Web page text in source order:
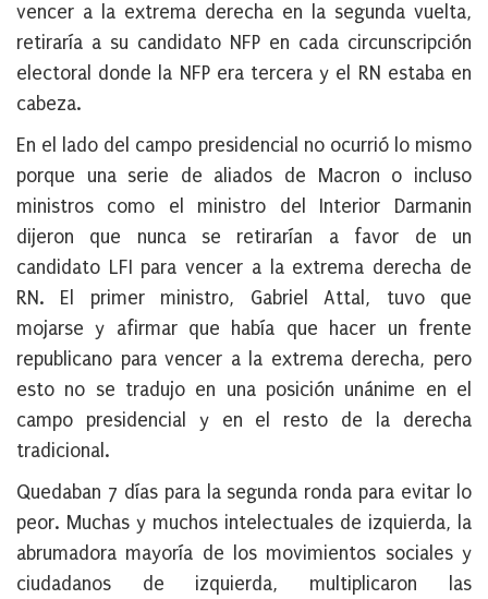
vencer a la extrema derecha en la segunda vuelta,
retiraría a su candidato NFP en cada circunscripción
electoral donde la NFP era tercera y el RN estaba en
cabeza.
En el lado del campo presidencial no ocurrió lo mismo
porque una serie de aliados de Macron o incluso
ministros como el ministro del Interior Darmanin
dijeron que nunca se retirarían a favor de un
candidato LFI para vencer a la extrema derecha de
RN. El primer ministro, Gabriel Attal, tuvo que
mojarse y afirmar que había que hacer un frente
republicano para vencer a la extrema derecha, pero
esto no se tradujo en una posición unánime en el
campo presidencial y en el resto de la derecha
tradicional.
Quedaban 7 días para la segunda ronda para evitar lo
peor. Muchas y muchos intelectuales de izquierda, la
abrumadora mayoría de los movimientos sociales y
ciudadanos de izquierda, multiplicaron las